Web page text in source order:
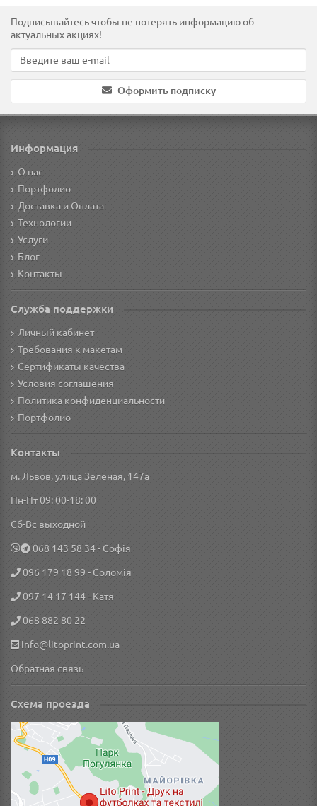
Подписывайтесь чтобы не потерять информацию об
актуальных акциях!
Оформить подписку
Информация
О нас
Портфолио
Доставка и Оплата
Технологии
Услуги
Блог
Контакты
Служба поддержки
Личный кабинет
Требования к макетам
Сертификаты качества
Условия соглашения
Политика конфиденциальности
Портфолио
Контакты
м. Львов, улица Зеленая, 147а
Пн-Пт 09: 00-18: 00
Сб-Вс выходной
‎068 143 58 34- Софія
096 179 18 99 - Соломія
097 14 17 144- Катя
068 882 80 22
info@litoprint.com.ua
Обратная связь
Схема проезда